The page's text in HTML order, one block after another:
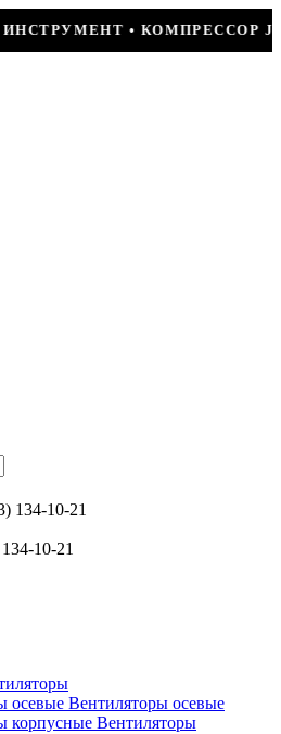
T1114YB, 170ВТ, R-
134-10-21
10-21
Вентиляторы осевые
Вентиляторы